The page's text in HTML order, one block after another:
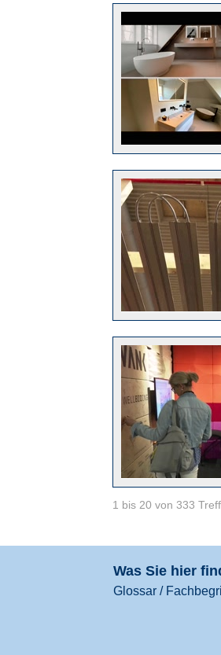
1 bis 20 von 333
Was Sie hier
Glossar /